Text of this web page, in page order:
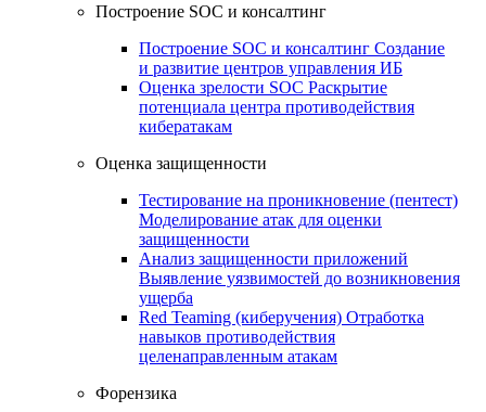
Построение SOC и консалтинг
Построение SOC и консалтинг Создание
и развитие центров управления ИБ
Оценка зрелости SOC Раскрытие
потенциала центра противодействия
кибератакам
Оценка защищенности
Тестирование на проникновение (пентест)
Моделирование атак для оценки
защищенности
Анализ защищенности приложений
Выявление уязвимостей до возникновения
ущерба
Red Teaming (киберучения) Отработка
навыков противодействия
целенаправленным атакам
Форензика